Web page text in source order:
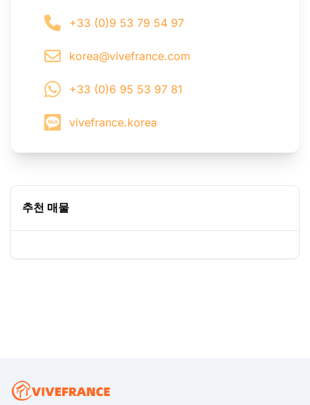
+33 (0)9 53 79 54 97
korea@vivefrance.com
+33 (0)6 95 53 97 81
vivefrance.korea
추천 매물